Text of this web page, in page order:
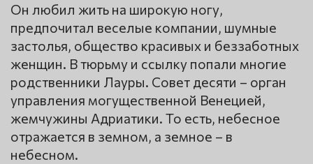
Он любил жить на широкую ногу,
предпочитал веселые компании, шумные
застолья, общество красивых и беззаботных
женщин. В тюрьму и ссылку попали многие
родственники Лауры. Совет десяти – орган
управления могущественной Венецией,
жемчужины Адриатики. То есть, небесное
отражается в земном, а земное – в
небесном.